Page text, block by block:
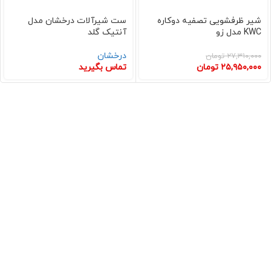
شیر ظرفشویی تصفیه دوکاره
KWC مدل زو
۲۷,۳۱۰,۰۰۰ تومان
۲۵,۹۵۰,۰۰۰ تومان
ست شیرآلات درخشان مدل
آنتیک گلد
درخشان
تماس بگیرید